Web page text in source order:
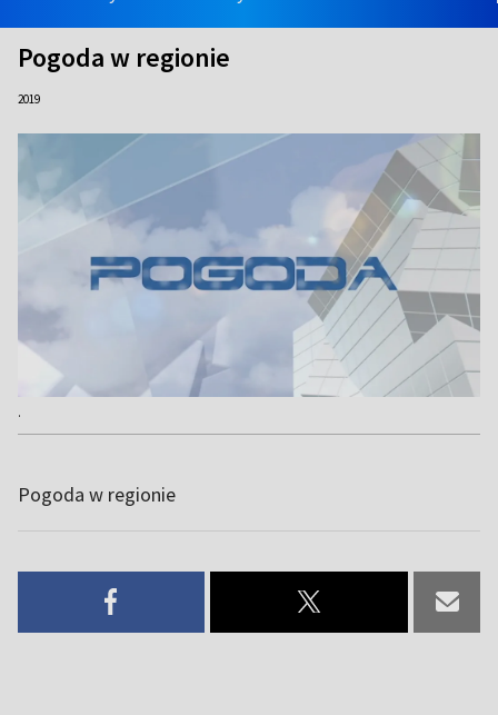
Pogoda w regionie
2019
.
Pogoda w regionie